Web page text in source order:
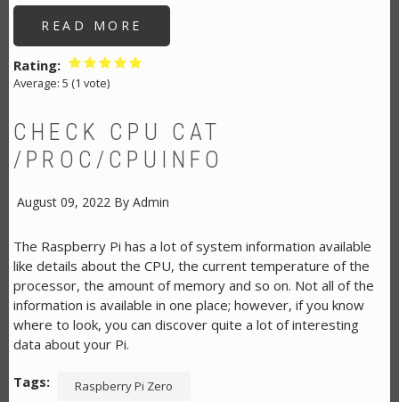
READ MORE
โปรแกรม
W
Rating
Average: 5 (1 vote)
CHECK CPU CAT
/PROC/CPUINFO
August 09, 2022 By Admin
The Raspberry Pi has a lot of system information available
like details about the CPU, the current temperature of the
processor, the amount of memory and so on. Not all of the
information is available in one place; however, if you know
where to look, you can discover quite a lot of interesting
data about your Pi.
Tags Raspberry Pi Zero